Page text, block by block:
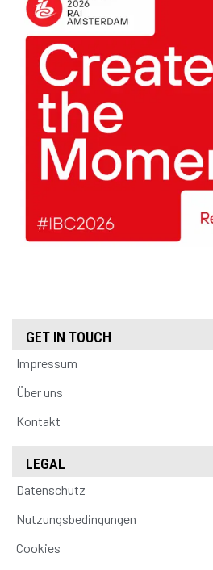
GET IN TOUCH
Impressum
Über uns
Kontakt
LEGAL
Datenschutz
Nutzungsbedingungen
Cookies